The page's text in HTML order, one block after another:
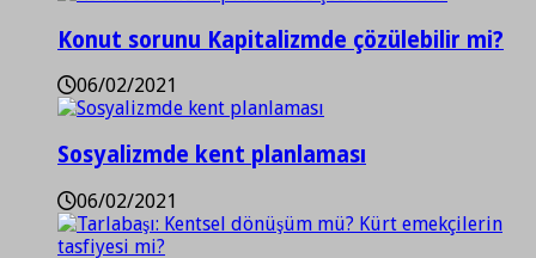
Konut sorunu Kapitalizmde çözülebilir mi?
06/02/2021
Sosyalizmde kent planlaması
06/02/2021